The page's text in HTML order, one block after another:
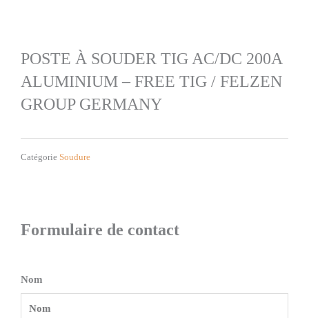
Formulaire de contact
Nom
POSTE À SOUDER TIG AC/DC 200A
ALUMINIUM – FREE TIG / FELZEN
GROUP GERMANY
Catégorie Soudure